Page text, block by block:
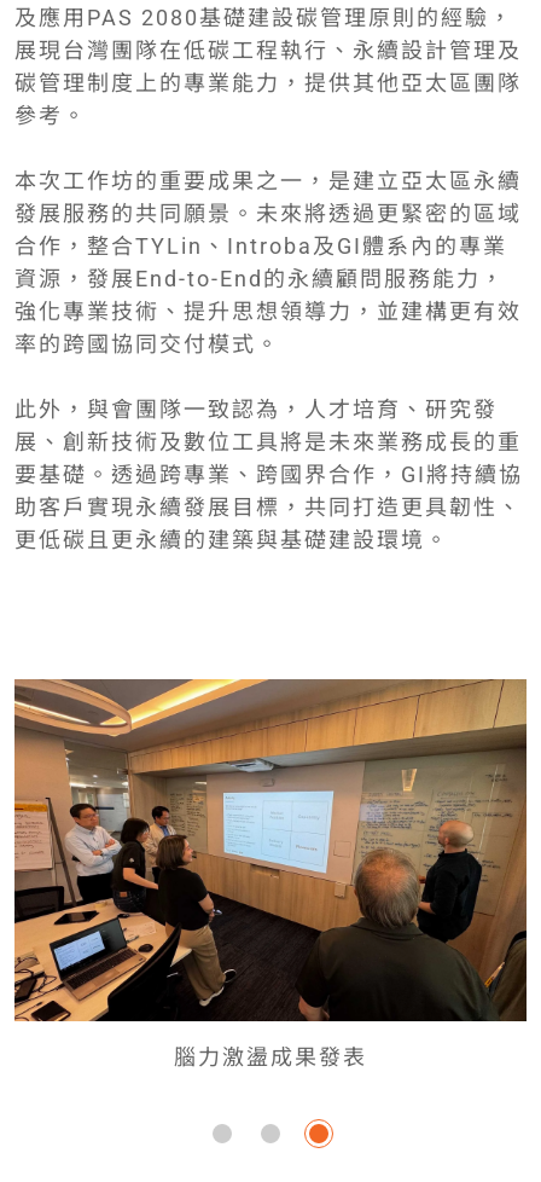
及應用PAS 2080基礎建設碳管理原則的經驗，
展現台灣團隊在低碳工程執行、永續設計管理及
碳管理制度上的專業能力，提供其他亞太區團隊
參考。
本次工作坊的重要成果之一，是建立亞太區永續
發展服務的共同願景。未來將透過更緊密的區域
合作，整合TYLin、Introba及GI體系內的專業
資源，發展End-to-End的永續顧問服務能力，
強化專業技術、提升思想領導力，並建構更有效
率的跨國協同交付模式。
此外，與會團隊一致認為，人才培育、研究發
展、創新技術及數位工具將是未來業務成長的重
要基礎。透過跨專業、跨國界合作，GI將持續協
助客戶實現永續發展目標，共同打造更具韌性、
更低碳且更永續的建築與基礎建設環境。
腦力激盪成果發表